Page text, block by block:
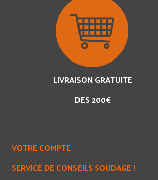
LIVRAISON GRATUITE
DES 200€
VOTRE COMPTE
SERVICE DE CONSEILS SOUDAGE !